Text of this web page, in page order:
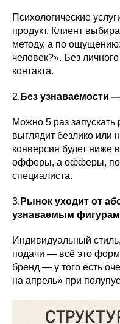
Психологические
продукт. Клиент
методу, а по
человек?». Без
контакта.
2. Без узнаваемости
Можно 5 раз
выглядит безлико
конверсия будет ниже
офферы, а офферы,
специалиста.
3. Рынок уходит от
узнаваемым
Индивидуальный
подачи — всё это
бренд — у того есть
на апрель» при